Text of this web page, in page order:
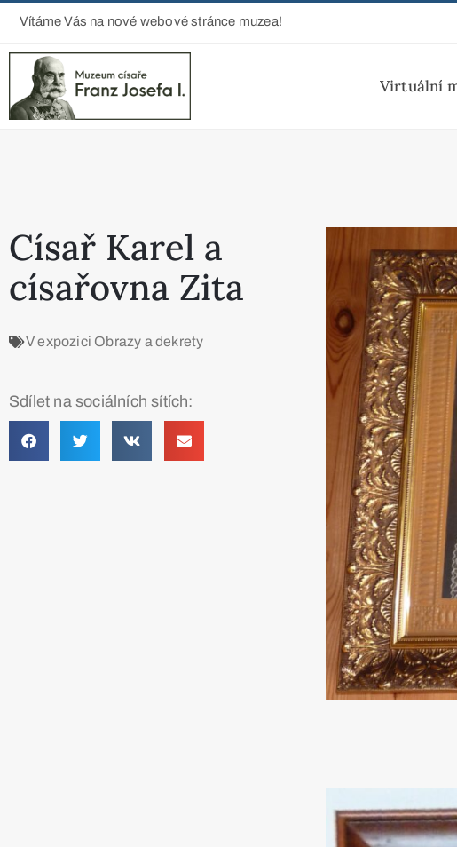
Vítáme Vás na nové webové stránce muzea!
Virtuální
Císař Karel a
císařovna Zita
V expozici Obrazy a dekrety
Sdílet na sociálních sítích: